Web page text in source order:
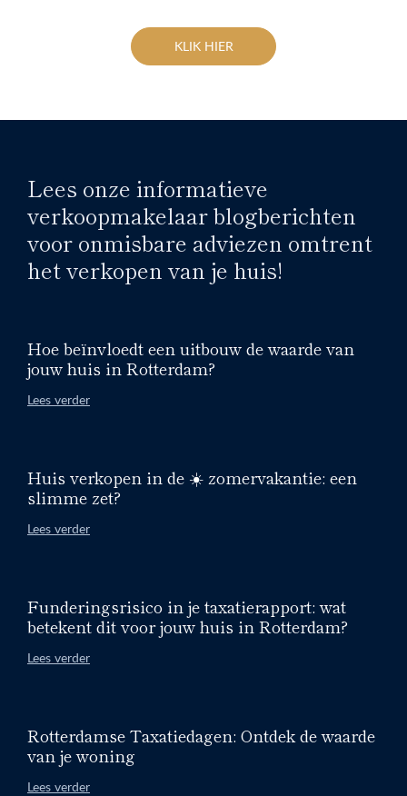
KLIK HIER
Lees onze informatieve
verkoopmakelaar blogberichten
voor onmisbare adviezen omtrent
het verkopen van je huis!
Hoe beïnvloedt een uitbouw de waarde van
jouw huis in Rotterdam?
Lees verder
Huis verkopen in de ☀️ zomervakantie: een
slimme zet?
Lees verder
Funderingsrisico in je taxatierapport: wat
betekent dit voor jouw huis in Rotterdam?
Lees verder
Rotterdamse Taxatiedagen: Ontdek de waarde
van je woning
Lees verder